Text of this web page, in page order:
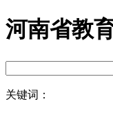
河南省教
关键词：